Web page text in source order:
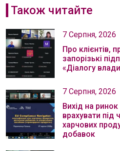
Також читайте
7 Серпня, 2026
Про клієнтів,
запорізькі
«Діалогу
7 Серпня, 2026
Вихід на
врахувати під
харчових
добавок